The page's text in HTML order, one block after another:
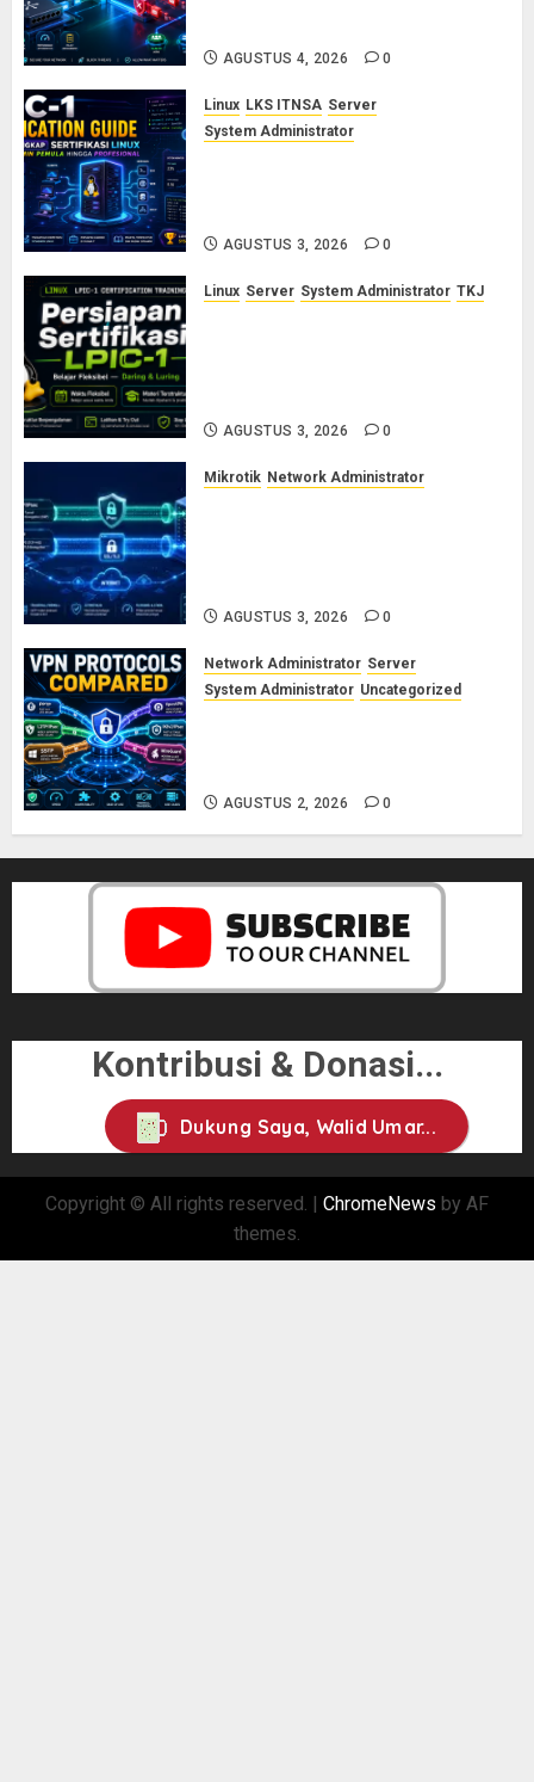
AGUSTUS 4, 2026 0
Linux LKS ITNSA Server
System Administrator
AGUSTUS 3, 2026 0
Linux Server System Administrator TKJ
AGUSTUS 3, 2026 0
Mikrotik Network Administrator
AGUSTUS 3, 2026 0
Network Administrator Server
System Administrator Uncategorized
AGUSTUS 2, 2026 0
Kontribusi & Donasi...
Dukung Saya, Walid Umar...
Copyright © All rights reserved. | ChromeNews by AF
themes.